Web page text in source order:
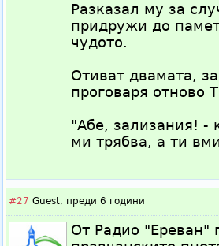
Разказал му за
придружи до
чудото.
Отиват двамата,
проговаря отново
"Абе, зализания! -
ми трябва, а ти
#27 Guest, преди 6 години
От Радио "Ереван"